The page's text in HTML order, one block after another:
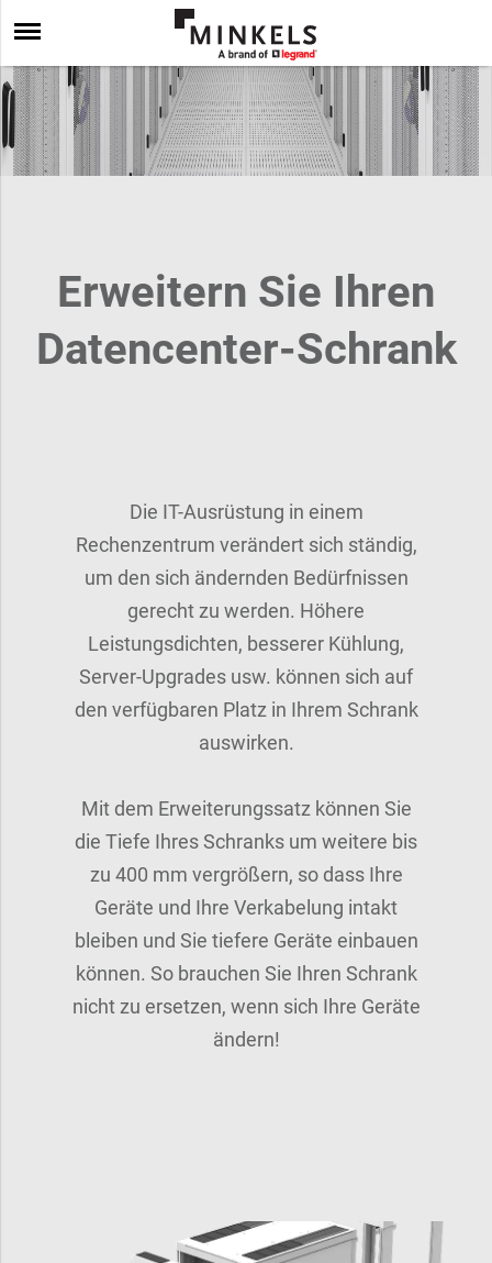
Erweitern Sie Ihren
Datencenter-Schrank
Die IT-Ausrüstung in einem
Rechenzentrum verändert sich ständig,
um den sich ändernden Bedürfnissen
gerecht zu werden. Höhere
Leistungsdichten, besserer Kühlung,
Server-Upgrades usw. können sich auf
den verfügbaren Platz in Ihrem Schrank
auswirken.
Mit dem Erweiterungssatz können Sie
die Tiefe Ihres Schranks um weitere bis
zu 400 mm vergrößern, so dass Ihre
Geräte und Ihre Verkabelung intakt
bleiben und Sie tiefere Geräte einbauen
können. So brauchen Sie Ihren Schrank
nicht zu ersetzen, wenn sich Ihre Geräte
ändern!